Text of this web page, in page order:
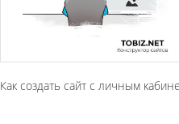
Как создать сайт с личным